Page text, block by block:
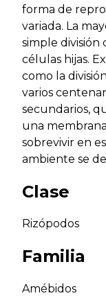
forma de
variada. La
simple división
células hijas.
como la
varios
secundarios,
una
sobrevivir en
ambiente se
Clase
Rizópodos
Familia
Amébidos